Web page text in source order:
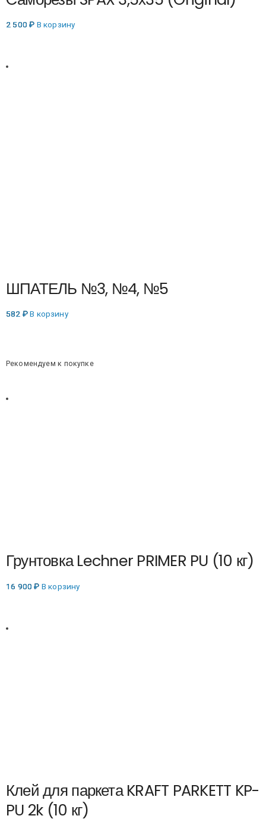
2 500₽ В корзину
ШПАТЕЛЬ №3, №4, №5
582 ₽ В корзину
Рекомендуем к покупке
Грунтовка Lechner PRIMER PU (10 кг)
16 900₽ В корзину
Клей для паркета KRAFT PARKETT KP-
PU 2k (10 кг)